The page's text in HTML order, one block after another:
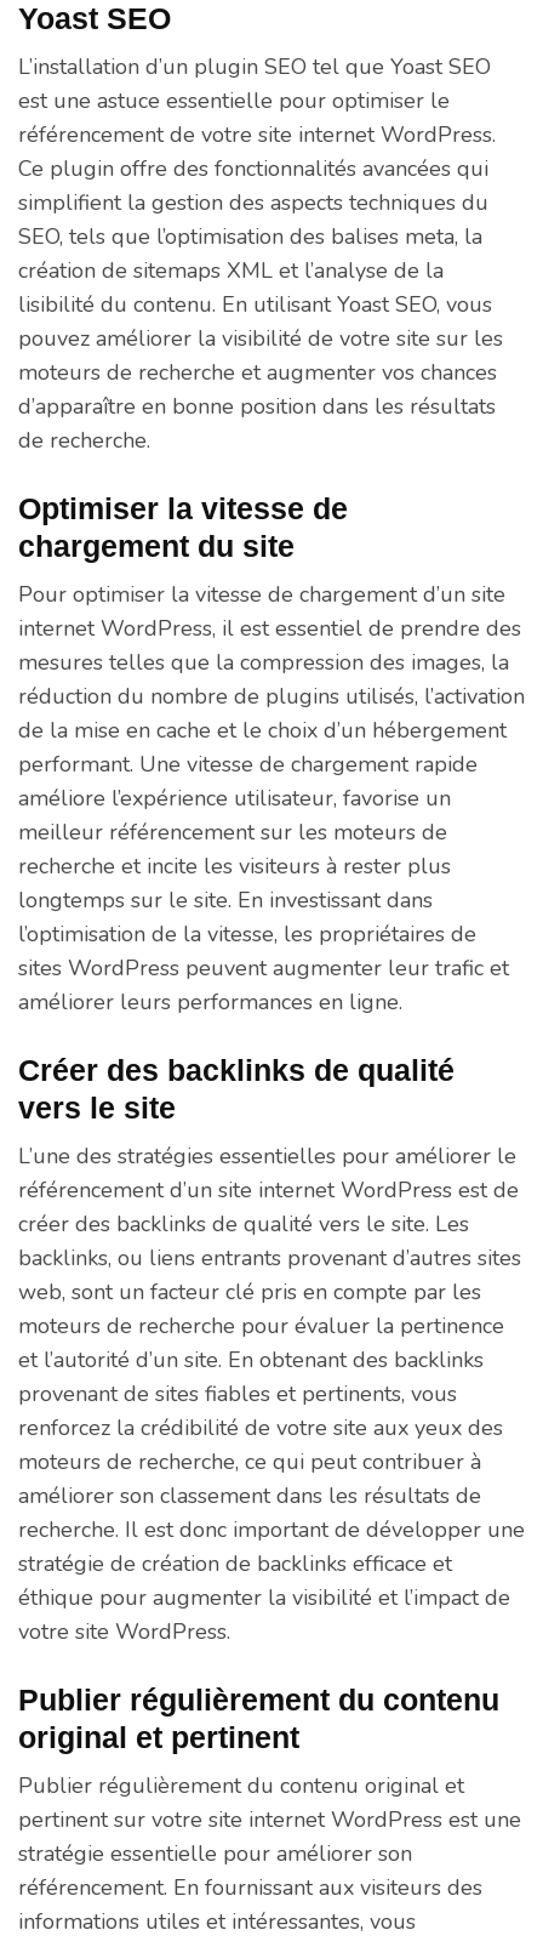
Yoast SEO
L’installation d’un plugin SEO tel que Yoast SEO
est une astuce essentielle pour optimiser le
référencement de votre site internet WordPress.
Ce plugin offre des fonctionnalités avancées qui
simplifient la gestion des aspects techniques du
SEO, tels que l’optimisation des balises meta, la
création de sitemaps XML et l’analyse de la
lisibilité du contenu. En utilisant Yoast SEO, vous
pouvez améliorer la visibilité de votre site sur les
moteurs de recherche et augmenter vos chances
d’apparaître en bonne position dans les résultats
de recherche.
Optimiser la vitesse de
chargement du site
Pour optimiser la vitesse de chargement d’un site
internet WordPress, il est essentiel de prendre des
mesures telles que la compression des images, la
réduction du nombre de plugins utilisés, l’activation
de la mise en cache et le choix d’un hébergement
performant. Une vitesse de chargement rapide
améliore l’expérience utilisateur, favorise un
meilleur référencement sur les moteurs de
recherche et incite les visiteurs à rester plus
longtemps sur le site. En investissant dans
l’optimisation de la vitesse, les propriétaires de
sites WordPress peuvent augmenter leur trafic et
améliorer leurs performances en ligne.
Créer des backlinks de qualité
vers le site
L’une des stratégies essentielles pour améliorer le
référencement d’un site internet WordPress est de
créer des backlinks de qualité vers le site. Les
backlinks, ou liens entrants provenant d’autres sites
web, sont un facteur clé pris en compte par les
moteurs de recherche pour évaluer la pertinence
et l’autorité d’un site. En obtenant des backlinks
provenant de sites fiables et pertinents, vous
renforcez la crédibilité de votre site aux yeux des
moteurs de recherche, ce qui peut contribuer à
améliorer son classement dans les résultats de
recherche. Il est donc important de développer une
stratégie de création de backlinks efficace et
éthique pour augmenter la visibilité et l’impact de
votre site WordPress.
Publier régulièrement du contenu
original et pertinent
Publier régulièrement du contenu original et
pertinent sur votre site internet WordPress est une
stratégie essentielle pour améliorer son
référencement. En fournissant aux visiteurs des
informations utiles et intéressantes, vous